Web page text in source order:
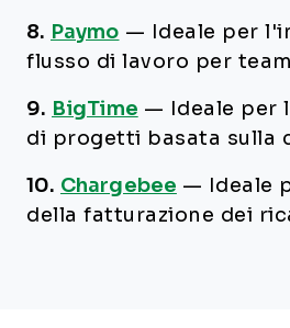
8. Paymo —
Ideale per
flusso di lavoro per
9. BigTime —
Ideale per
di progetti basata sulla
10. Chargebee —
Ideale
della fatturazione dei